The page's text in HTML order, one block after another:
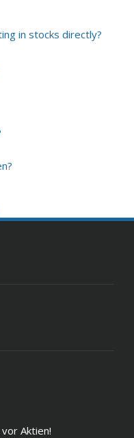
in stocks directly?
Aktien!